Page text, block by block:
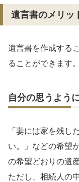
遺言書のメリッ
遺言書を作成する
ることができます。
自分の思うよう
「妻には家を残し
い。」などの希望
の希望どおりの遺
ただし、相続人の